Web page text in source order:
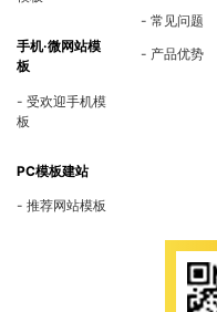
手机·微网站模
板
受欢迎手机模
板
PC模板建站
推荐网站模板
常见问题
产品优势